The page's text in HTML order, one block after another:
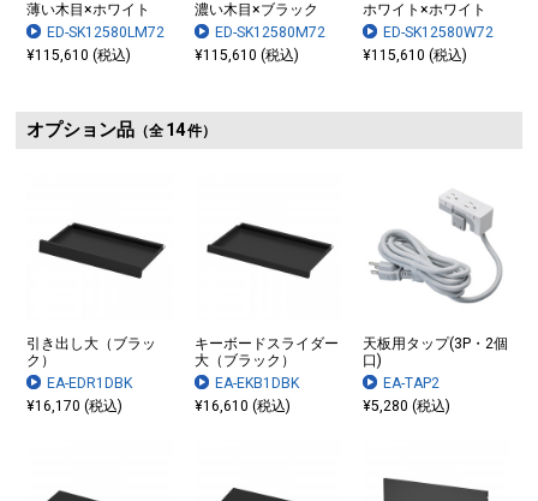
薄い木目×ホワイト
ED-SK12580LM72
¥115,610 (税込)
濃い木目×ブラック
ED-SK12580M72
¥115,610 (税込)
ホワイト×ホワイト
ED-SK12580W72
¥115,610 (税込)
オプション品（全 14件）
引き出し大（ブラッ
ク）
EA-EDR1DBK
¥16,170 (税込)
キーボードスライダー
大（ブラック）
EA-EKB1DBK
¥16,610 (税込)
天板用タップ(3P・2個
口)
EA-TAP2
¥5,280 (税込)